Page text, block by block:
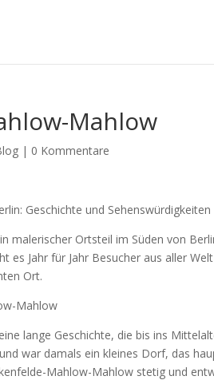
Mahlow
| 0 Kommentare
Geschichte und Sehenswürdigkeiten
malerischer Ortsteil im Süden von
es Jahr für Jahr Besucher aus aller
Ort.
Mahlow
lange Geschichte, die bis ins
war damals ein kleines Dorf, das
Mahlow-Mahlow stetig und